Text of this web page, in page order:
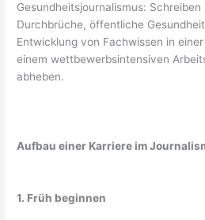
Gesundheitsjournalismus:
Durchbrüche, öffentliche
Entwicklung von Fachwissen in
einem wettbewerbsintensiven
abheben.
Aufbau einer Karriere im
1. Früh beginnen